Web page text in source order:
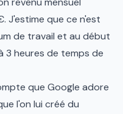
J'estime que ce n'est
de travail et au début
3 heures de temps de
que Google adore
l'on lui créé du